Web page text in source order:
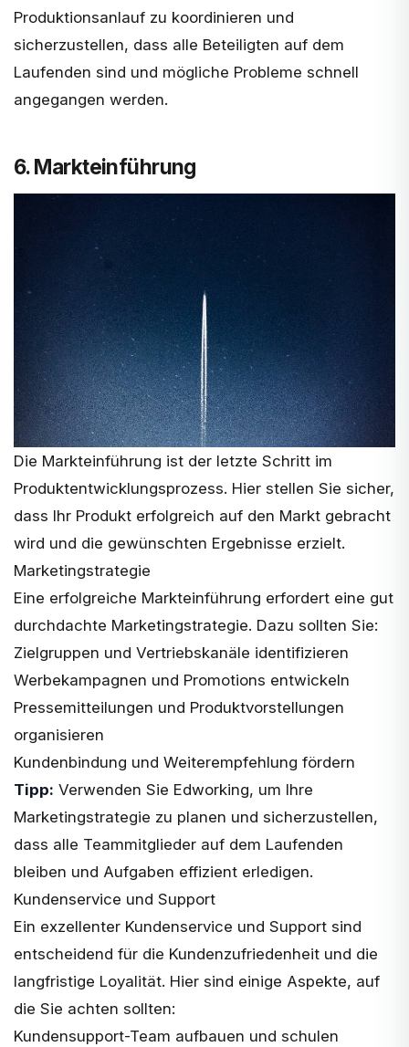
Produktionsanlauf zu koordinieren und
sicherzustellen, dass alle Beteiligten auf dem
Laufenden sind und mögliche Probleme schnell
angegangen werden.
6. Markteinführung
Die Markteinführung ist der letzte Schritt im
Produktentwicklungsprozess. Hier stellen Sie sicher,
dass Ihr Produkt erfolgreich auf den Markt gebracht
wird und die gewünschten Ergebnisse erzielt.
Marketingstrategie
Eine erfolgreiche Markteinführung erfordert eine gut
durchdachte Marketingstrategie. Dazu sollten Sie:
Zielgruppen und Vertriebskanäle identifizieren
Werbekampagnen und Promotions entwickeln
Pressemitteilungen und Produktvorstellungen
organisieren
Kundenbindung und Weiterempfehlung fördern
Tipp: Verwenden Sie Edworking, um Ihre
Marketingstrategie zu planen und sicherzustellen,
dass alle Teammitglieder auf dem Laufenden
bleiben und Aufgaben effizient erledigen.
Kundenservice und Support
Ein exzellenter Kundenservice und Support sind
entscheidend für die Kundenzufriedenheit und die
langfristige Loyalität. Hier sind einige Aspekte, auf
die Sie achten sollten:
Kundensupport-Team aufbauen und schulen